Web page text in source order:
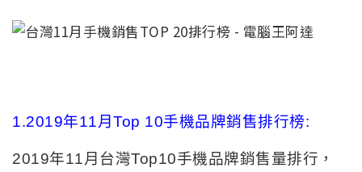
1.2019年11月Top 10手機品牌銷售排行榜:
2019年11月台灣Top10手機品牌銷售量排行，